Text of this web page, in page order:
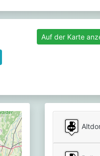
Auf der Karte